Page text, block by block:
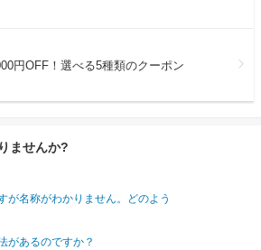
円OFF！選べる5種類のクーポン
ませんか?
が名称がわかりません。どのよう
があるのですか？